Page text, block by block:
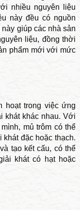
nhiều nguyên liệu
này đều có nguồn
giúp các nhà sản
liệu, đồng thời
phẩm mới với mức
hoạt trong việc ứng
khát khác nhau. Với
mủ trôm có thể
đặc hoặc thạch.
tạo kết cấu, có thể
khát có hạt hoặc